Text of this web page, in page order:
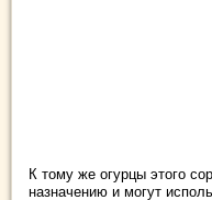
К тому же огурцы этого
назначению и могут